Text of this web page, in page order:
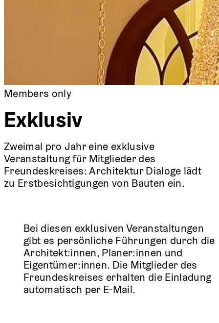
Members only
Exklusiv
Zweimal pro Jahr eine exklusive
Veranstaltung für Mitglieder des
Freundeskreises: Architektur Dialoge lädt
zu Erstbesichtigungen von Bauten ein.
Bei diesen exklusiven Veranstaltungen
gibt es persönliche Führungen durch die
Architekt:innen, Planer:innen und
Eigentümer:innen. Die Mitglieder des
Freundeskreises erhalten die Einladung
automatisch per E-Mail.